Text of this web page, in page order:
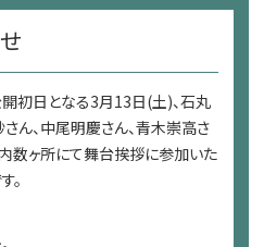
初日となる3月13日(土)、石丸
ん、中尾明慶さん、青木崇高さ
数ヶ所にて舞台挨拶に参加いた
。